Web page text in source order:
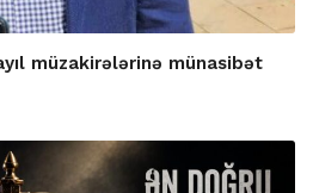
müzakirələrinə münasibət